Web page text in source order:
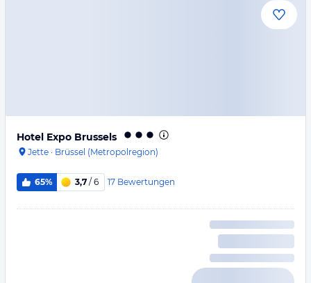
Hotel Expo Brussels
Jette · Brüssel (Metropolregion)
65% 3,7 / 6 17 Bewertungen